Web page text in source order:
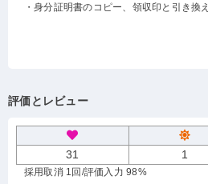
・身分証明書のコピー、領収印と引き換
評価とレビュー
31 1
採用取消 1回 /評価入力 98%